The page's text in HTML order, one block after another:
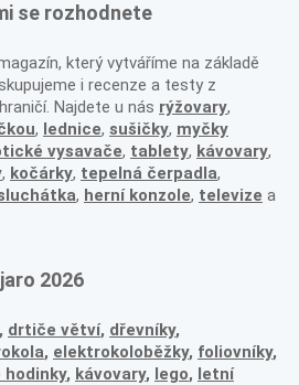
se rozhodnete
který vytváříme na základě
i recenze a testy z
Najdete u nás rýžovary,
, lednice, sušičky, myčky
vysavače, tablety, kávovary,
, kočárky, tepelná čerpadla,
, herní konzole, televize a
2026
, drtiče větví, dřevníky,
, elektrokoloběžky, foliovníky,
, kávovary, lego, letní